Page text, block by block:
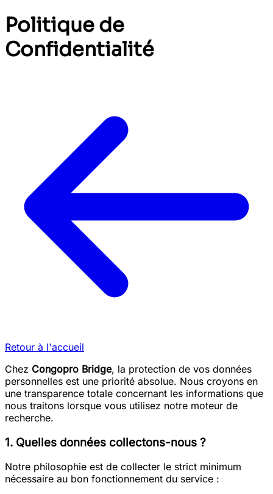
Politique de
Confidentialité
Retour à l'accueil
Chez Congopro Bridge, la protection de vos données
personnelles est une priorité absolue. Nous croyons en
une transparence totale concernant les informations que
nous traitons lorsque vous utilisez notre moteur de
recherche.
1. Quelles données collectons-nous ?
Notre philosophie est de collecter le strict minimum
nécessaire au bon fonctionnement du service :